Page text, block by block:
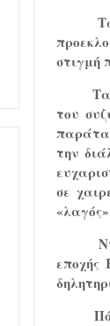
στιγμή
του
την
σε